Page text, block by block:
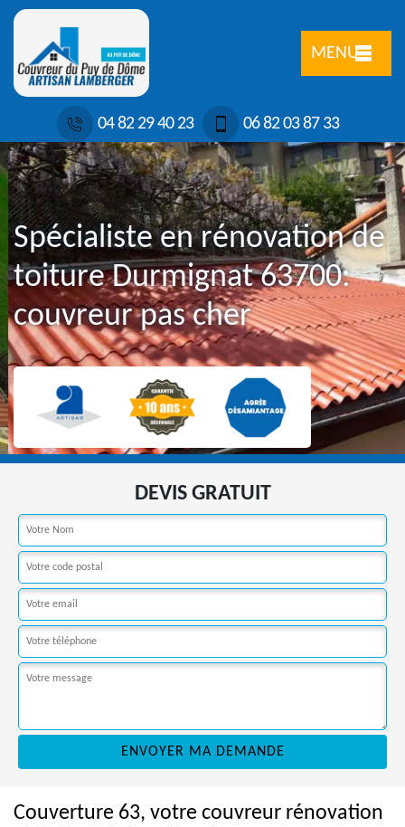
MENU
04 82 29 40 23 06 82 03 87 33
Spécialiste en rénovation de
toiture Durmignat 63700:
couvreur pas cher
DEVIS GRATUIT
Couverture 63, votre couvreur rénovation